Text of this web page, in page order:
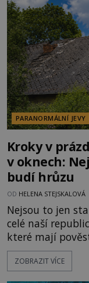
kolem 17 000
velká snaha to
PARANORMÁLNÍ JEVY
Kroky v
v oknech:
budí hrůzu
OD HELENA STEJSKALOVÁ
Nejsou to jen
celé naší
které mají
ozývají
jevy. Zatímco historici většinou hledají racionální
ZOBRAZIT VÍCE